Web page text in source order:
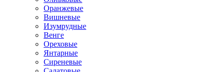
Оранжевые
Вишневые
Изумрудные
Венге
Ореховые
Янтарные
Сиреневые